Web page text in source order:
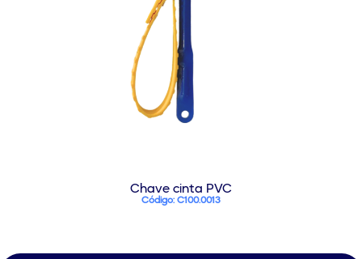
Chave cinta PVC
Código: C100.0013